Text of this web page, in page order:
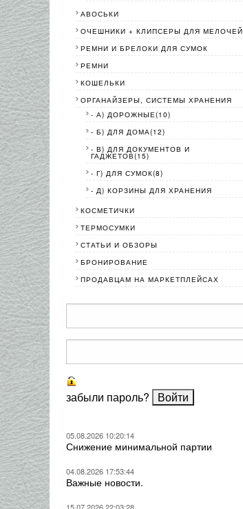
АВОСЬКИ
ОЧЕШНИКИ + КЛИПСЕРЫ ДЛЯ МЕЛОЧЕЙ
РЕМНИ И БРЕЛОКИ ДЛЯ СУМОК
РЕМНИ
КОШЕЛЬКИ
ОРГАНАЙЗЕРЫ, СИСТЕМЫ ХРАНЕНИЯ
- А) ДОРОЖНЫЕ(10)
- Б) ДЛЯ ДОМА(12)
- В) ДЛЯ ДОКУМЕНТОВ И
ГАДЖЕТОВ(15)
- Г) ДЛЯ СУМОК(8)
- Д) КОРЗИНЫ ДЛЯ ХРАНЕНИЯ
КОСМЕТИЧКИ
ТЕРМОСУМКИ
СТАТЬИ И ОБЗОРЫ
БРОНИРОВАНИЕ
ПРОДАВЦАМ НА МАРКЕТПЛЕЙСАХ
забыли пароль?
05.08.2026 10:20:14
Снижение минимальной партии
04.08.2026 17:53:44
Важные новости.
15.07.2026 22:03:28